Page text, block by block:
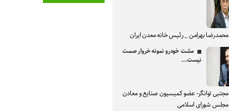
محمدرضا بهرامن _ رئیس خانه معدن ایران
مشت خودرو نمونه خروار صمت
نیست...
مجتبی توانگر- عضو کمیسیون صنایع و معادن
مجلس شورای اسلامی